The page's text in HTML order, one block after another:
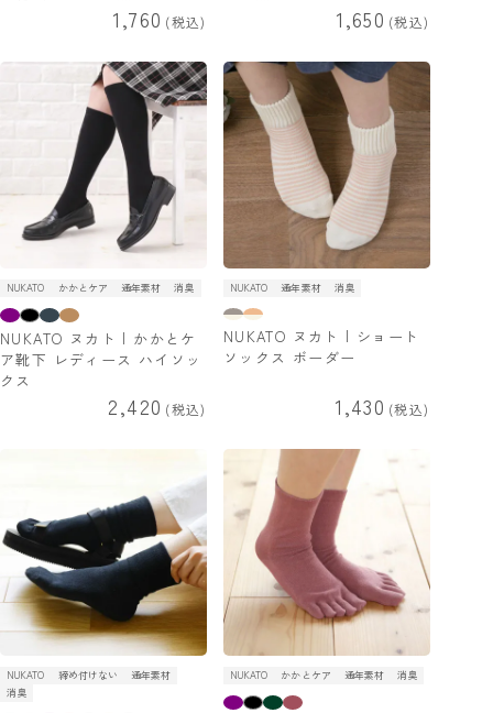
1,760 税込 1,650 税込
NUKATO かかとケア 通年素材 消臭
NUKATO ヌカト | かかとケ
ア靴下 レディース ハイソッ
クス
2,420 税込
NUKATO 通年素材 消臭
NUKATO ヌカト | ショート
ソックス ボーダー
1,430 税込
NUKATO 締め付けない
通年素材
消臭
NUKATO かかとケア 通年素材 消臭